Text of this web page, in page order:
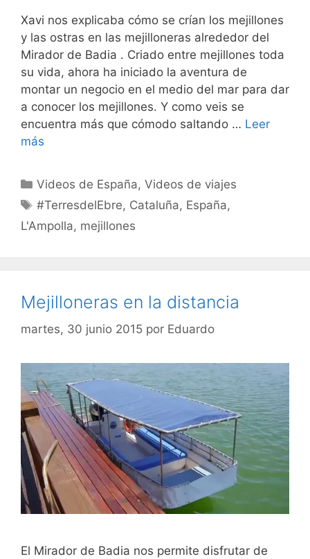
Xavi nos explicaba cómo se crían los mejillones
y las ostras en las mejilloneras alrededor del
Mirador de Badia . Criado entre mejillones toda
su vida, ahora ha iniciado la aventura de
montar un negocio en el medio del mar para dar
a conocer los mejillones. Y como veis se
encuentra más que cómodo saltando … Leer
más
Categorías
Videos de España,Videos de viajes
Etiquetas
#TerresdelEbre, Cataluña, España,
L'Ampolla, mejillones
Mejilloneras en la distancia
martes, 30 junio 2015 por Eduardo
El Mirador de Badia nos permite disfrutar de